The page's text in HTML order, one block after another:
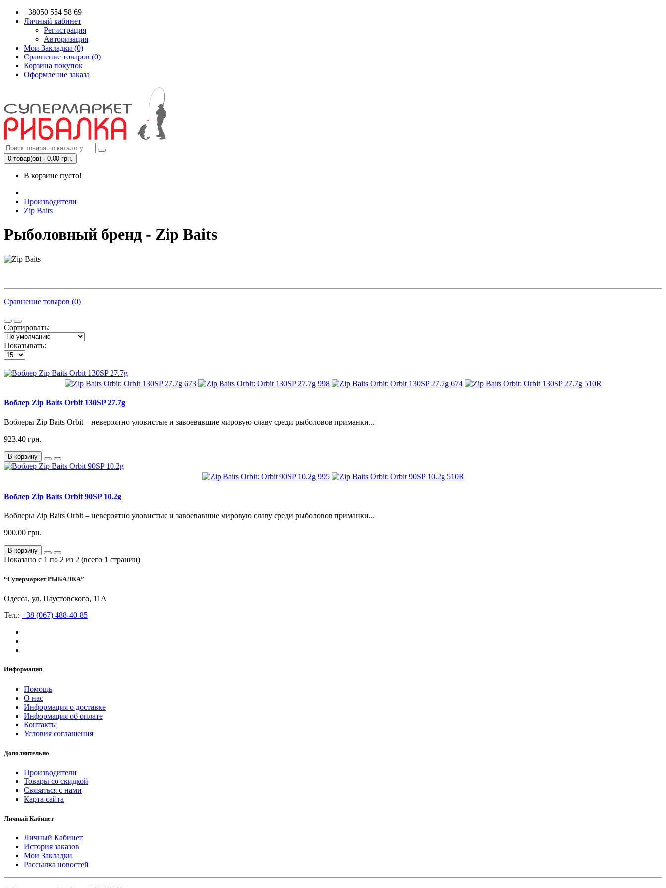
+38050 554 58 69
Личный кабинет
Регистрация
Авторизация
Мои Закладки (0)
Сравнение товаров (0)
Корзина покупок
Оформление заказа
0 товар(ов) - 0.00 грн.
В корзине пусто!
Производители
Zip Baits
Рыболовный бренд - Zip Baits
Сравнение товаров (0)
Сортировать:
Показывать:
Воблер Zip Baits Orbit 130SP 27.7g
Воблеры Zip Baits Orbit – невероятно уловистые и завоевавшие мировую славу среди рыболовов приманки...
923.40 грн.
В корзину
Воблер Zip Baits Orbit 90SP 10.2g
Воблеры Zip Baits Orbit – невероятно уловистые и завоевавшие мировую славу среди рыболовов приманки...
900.00 грн.
В корзину
Показано с 1 по 2 из 2 (всего 1 страниц)
“Супермаркет РЫБАЛКА”
Одесса, ул. Паустовского, 11А
Тел.: +38 (067) 488-40-85
Информация
Помощь
О нас
Информация о доставке
Информация об оплате
Контакты
Условия соглашения
Дополнительно
Производители
Товары со скидкой
Связаться с нами
Карта сайта
Личный Кабинет
Личный Кабинет
История заказов
Мои Закладки
Рассылка новостей